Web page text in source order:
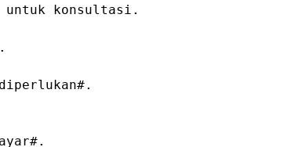
untuk konsultasi.